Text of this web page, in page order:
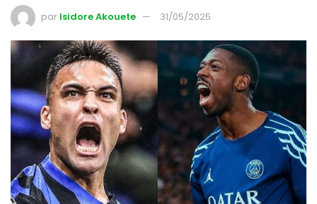
par Isidore Akouete 31/05/2025